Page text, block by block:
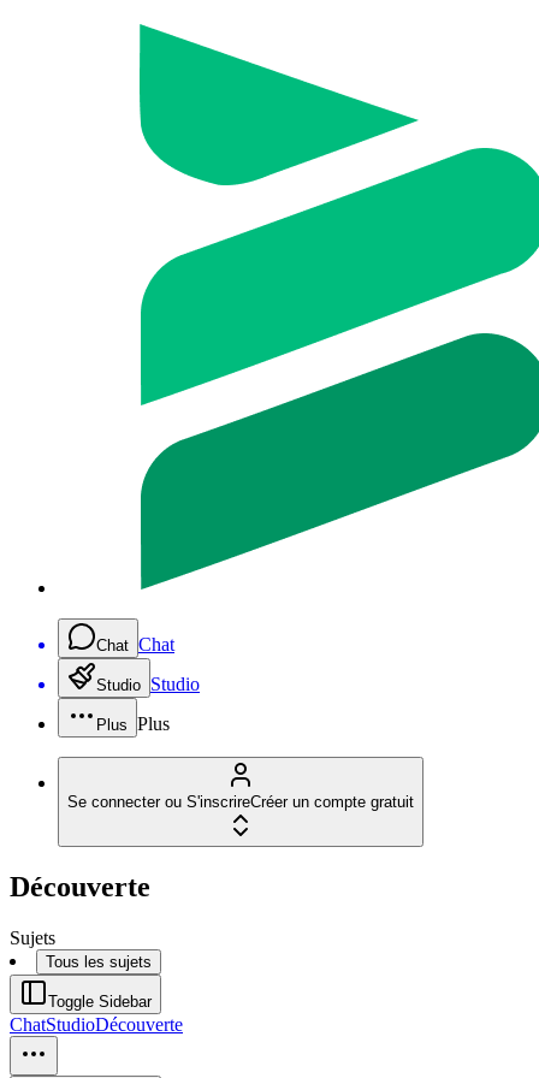
Chat Chat
Studio Studio
Plus Plus
Se connecter ou S'inscrireCréer un compte gratuit
Découverte
Sujets
Tous les sujets
Toggle Sidebar
ChatStudioDécouverte